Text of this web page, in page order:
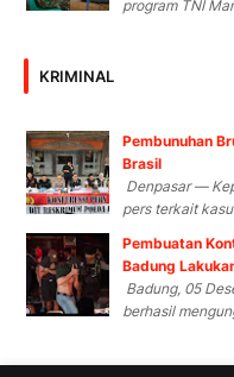
program TNI
KRIMINAL
Pembunuhan
Brasil
Denpasar —
pers terkait
Pembuatan
Badung
Badung, 05
berhasil